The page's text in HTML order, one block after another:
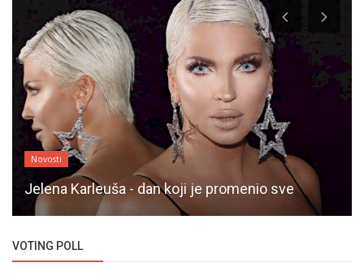
Novosti
Jelena Karleuša - dan koji je promenio sve
VOTING POLL